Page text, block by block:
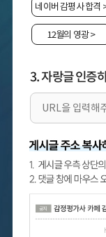
네이버 감평사 합격
12월의 영광>
3. 자랑글 인증